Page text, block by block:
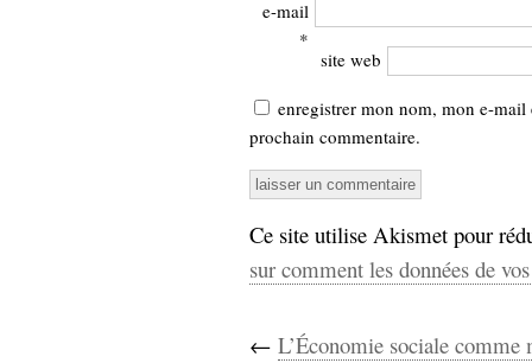
e-mail
*
site web
enregistrer mon nom, mon e-
prochain commentaire.
Ce site utilise Akismet pour
sur comment les données de
← L’Économie sociale comme